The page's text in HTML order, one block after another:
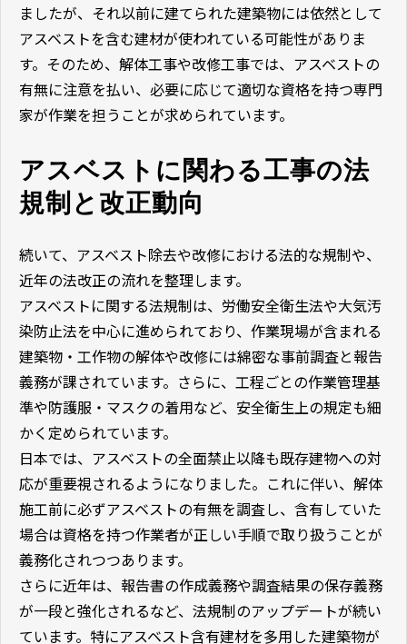
ましたが、それ以前に建てられた建築物には依然として
アスベストを含む建材が使われている可能性がありま
す。そのため、解体工事や改修工事では、アスベストの
有無に注意を払い、必要に応じて適切な資格を持つ専門
家が作業を担うことが求められています。
アスベストに関わる工事の法
規制と改正動向
続いて、アスベスト除去や改修における法的な規制や、
近年の法改正の流れを整理します。
アスベストに関する法規制は、労働安全衛生法や大気汚
染防止法を中心に進められており、作業現場が含まれる
建築物・工作物の解体や改修には綿密な事前調査と報告
義務が課されています。さらに、工程ごとの作業管理基
準や防護服・マスクの着用など、安全衛生上の規定も細
かく定められています。
日本では、アスベストの全面禁止以降も既存建物への対
応が重要視されるようになりました。これに伴い、解体
施工前に必ずアスベストの有無を調査し、含有していた
場合は資格を持つ作業者が正しい手順で取り扱うことが
義務化されつつあります。
さらに近年は、報告書の作成義務や調査結果の保存義務
が一段と強化されるなど、法規制のアップデートが続い
ています。特にアスベスト含有建材を多用した建築物が